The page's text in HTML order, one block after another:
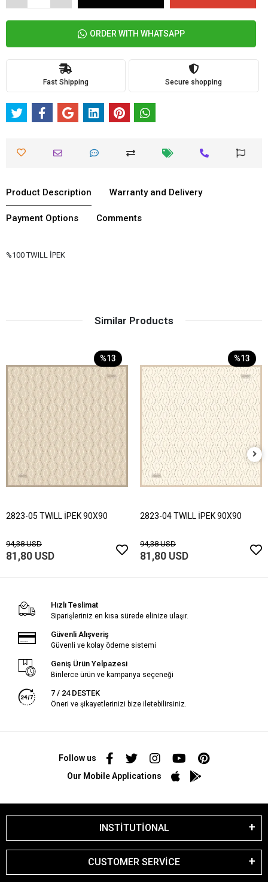
ORDER WITH WHATSAPP
Fast Shipping Secure shopping
Product Description Warranty and Delivery
Payment Options Comments
%100 TWILL İPEK
Similar Products
%13
2823-05 TWILL İPEK 90X90
94,38 USD
81,80 USD
%13
2823-04 TWILL İPEK 90X90
94,38 USD
81,80 USD
Hızlı Teslimat
Siparişleriniz en kısa sürede elinize ulaşır.
Güvenli Alışveriş
Güvenli ve kolay ödeme sistemi
Geniş Ürün Yelpazesi
Binlerce ürün ve kampanya seçeneği
7 / 24 DESTEK
Öneri ve şikayetlerinizi bize iletebilirsiniz.
Follow us
Our Mobile Applications
INSTİTUTİONAL
CUSTOMER SERVİCE